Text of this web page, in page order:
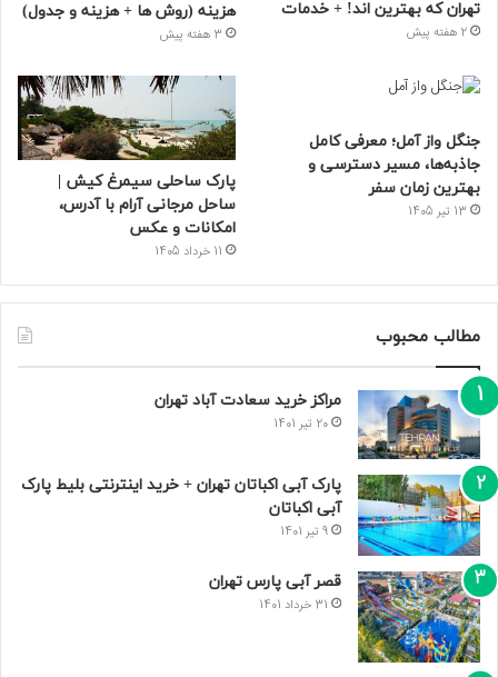
تهران که بهترین‌ اند! + خدمات
2 هفته پیش
هزینه (روش ها + هزینه و جدول)
3 هفته پیش
جنگل واز آمل؛ معرفی کامل
جاذبه‌ها، مسیر دسترسی و
بهترین زمان سفر
13 تیر 1405
پارک ساحلی سیمرغ کیش |
ساحل مرجانی آرام با آدرس،
امکانات و عکس
11 خرداد 1405
مطالب محبوب
مراکز خرید سعادت‌ آباد تهران
20 تیر 1401
پارک آبی اکباتان تهران + خرید اینترنتی بلیط پارک
آبی اکباتان
9 تیر 1401
قصر آبی پارس تهران
31 خرداد 1401